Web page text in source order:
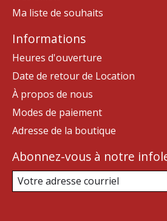
Ma liste de souhaits
Informations
Heures d'ouverture
Date de retour de Location
À propos de nous
Modes de paiement
Adresse de la boutique
Abonnez-vous à notre